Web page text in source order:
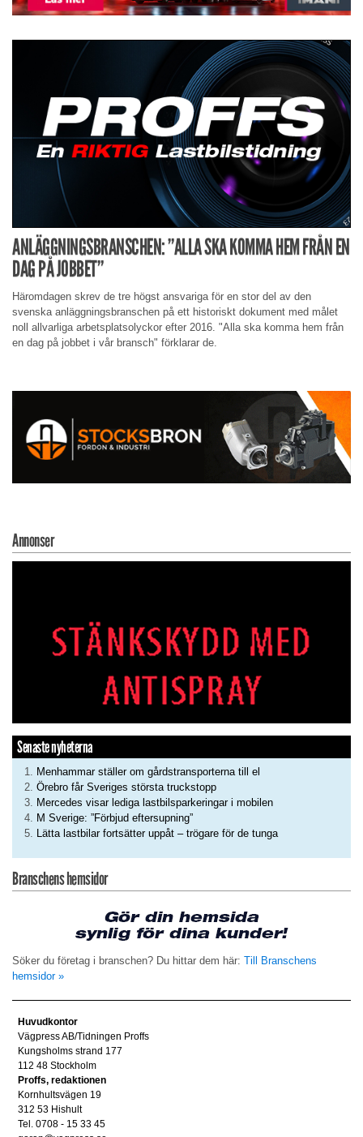
ANLÄGGNINGSBRANSCHEN: ”ALLA SKA KOMMA HEM FRÅN EN
DAG PÅ JOBBET”
Häromdagen skrev de tre högst ansvariga för en stor del av den
svenska anläggningsbranschen på ett historiskt dokument med målet
noll allvarliga arbetsplatsolyckor efter 2016. "Alla ska komma hem från
en dag på jobbet i vår bransch" förklarar de.
Annonser
Senaste nyheterna
Menhammar ställer om gårdstransporterna till el
Örebro får Sveriges största truckstopp
Mercedes visar lediga lastbilsparkeringar i mobilen
M Sverige: ”Förbjud eftersupning”
Lätta lastbilar fortsätter uppåt – trögare för de tunga
Branschens hemsidor
Söker du företag i branschen? Du hittar dem här: Till Branschens
hemsidor »
Huvudkontor
Vägpress AB/Tidningen Proffs
Kungsholms strand 177
112 48 Stockholm
Proffs, redaktionen
Kornhultsvägen 19
312 53 Hishult
Tel. 0708 - 15 33 45